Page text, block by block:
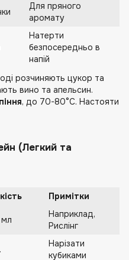
Для пряного
аромату
Натерти
безпосередньо в
напій
розчиняють цукор та
вино та апельсин.
, до 70-80°C. Настояти
(Легкий та
Примітки
Наприклад,
Рислінг
Нарізати
кубиками